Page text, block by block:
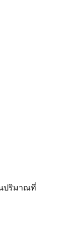
ปริมาณที่